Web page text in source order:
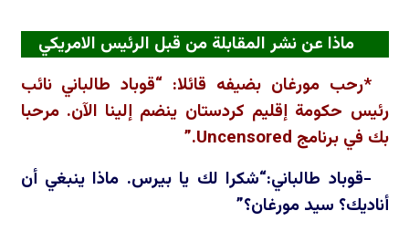
ماذا عن نشر المقابلة من قبل الرئيس الامريكي
*رحب مورغان بضيفه قائلا: “قوباد طالباني نائب
رئيس حكومة إقليم كردستان ينضم إلينا الآن. مرحبا
بك في برنامج Uncensored
.”
-قوباد طالباني:“شكرا لك يا بيرس. ماذا ينبغي أن
أناديك؟ سيد مورغان؟”